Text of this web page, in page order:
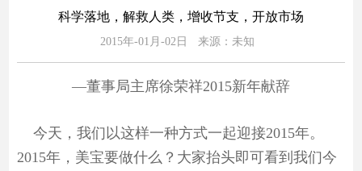
科学落地，解救人类，增收节支，开放市场
2015年-01月-02日 来源：未知
—董事局主席徐荣祥2015新年献辞
今天，我们以这样一种方式一起迎接2015年。
2015年，美宝要做什么？大家抬头即可看到我们今